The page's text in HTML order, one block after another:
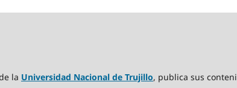
la Universidad Nacional de Trujillo, publica sus